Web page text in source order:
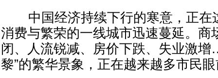
中国经济持续下行的寒意，正在
消费与繁荣的一线城市迅速蔓延。商
闭、人流锐减、房价下跌、失业激
黎”的繁华景象，正在越来越多市民